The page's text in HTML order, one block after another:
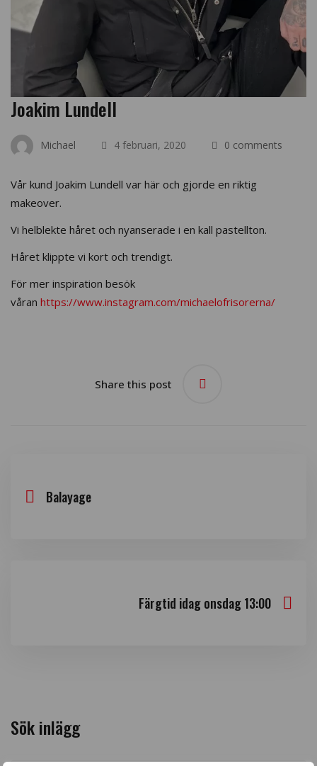
Joakim Lundell
Michael 4 februari, 2020 0 comments
Vår kund Joakim Lundell var här och gjorde en riktig
makeover.
Vi helblekte håret och nyanserade i en kall pastellton.
Håret klippte vi kort och trendigt.
För mer inspiration besök
våran https://www.instagram.com/michaelofrisorerna/
Share this post
Balayage
Färgtid idag onsdag 13:00
Sök inlägg